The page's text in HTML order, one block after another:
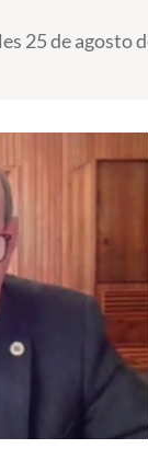
25 de agosto